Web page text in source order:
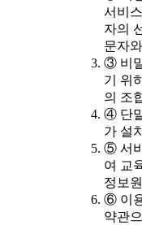
서비
자의
문자
③ 비
기 위
의 조
④ 단
가 설
⑤ 서
여 교
정보
⑥ 이
약관